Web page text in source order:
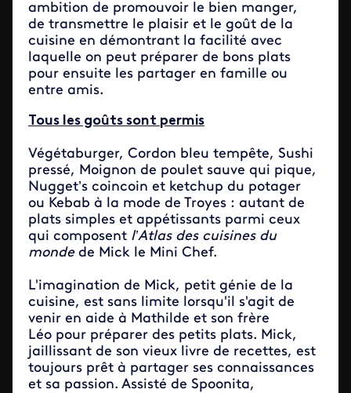
ambition de promouvoir le bien manger,
de transmettre le plaisir et le goût de la
cuisine en démontrant la facilité avec
laquelle on peut préparer de bons plats
pour ensuite les partager en famille ou
entre amis.
Tous les goûts sont permis
Végétaburger, Cordon bleu tempête, Sushi
pressé, Moignon de poulet sauve qui pique,
Nugget’s coincoin et ketchup du potager
ou Kebab à la mode de Troyes : autant de
plats simples et appétissants parmi ceux
qui composent l’Atlas des cuisines du
mondede Mick le Mini Chef.
L'imagination de Mick, petit génie de la
cuisine, est sans limite lorsqu'il s'agit de
venir en aide à Mathilde et son frère
Léo pour préparer des petits plats. Mick,
jaillissant de son vieux livre de recettes, est
toujours prêt à partager ses connaissances
et sa passion. Assisté de Spoonita,